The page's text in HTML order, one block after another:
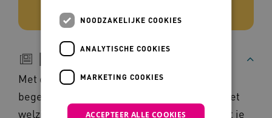
Beschrijving
Met de methode Warme Zorg kun je als
begeleider helpen om de tevredenheid en het
welzijn van de cliënt te vergroten. Daarbij let je
NOODZAKELIJKE COOKIES
ANALYTISCHE COOKIES
MARKETING COOKIES
ACCEPTEER ALLE COOKIES